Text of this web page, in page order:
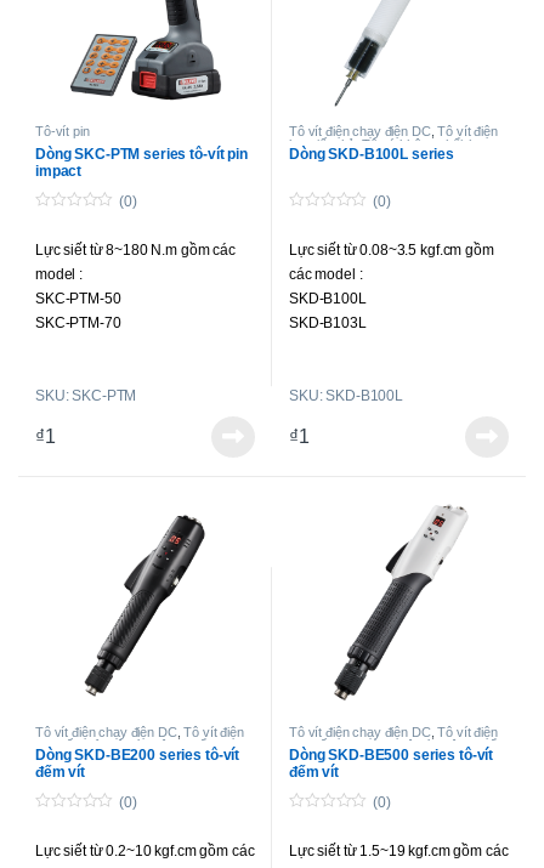
Tô-vít pin
Dòng SKC-PTM series tô-vít pin
impact
o
f
5
(0)
Lực siết từ 8~180 N.m gồm các
model :
SKC-PTM-50
SKC-PTM-70
SKU: SKC-PTM
₫1
Tô vít điện chạy điện DC,Tô vít điện
lực siết nhỏ
,Tô-vít không chổi than
lực siết nhỏ và trung bình
Dòng SKD-B100L series
o
f
5
(0)
Lực siết từ 0.08~3.5 kgf.cm gồm
các model :
SKD-B100L
SKD-B103L
SKD-B123KLM
SKD-B112LZS12
SKU: SKD-B100L
₫1
Tô vít điện chạy điện DC,Tô vít điện
lực siết nhỏ
Tô-vít không chổi than
lực siết nhỏ và trung bình
Dòng SKD-BE200 series tô-vít
đếm vít
(0)
Lực siết từ 0.2~10 kgf.cm gồm các
Tô vít điện chạy điện DC,Tô vít điện
lực siết trung bình
Tô-vít không chổi
than lực siết nhỏ và trung bình
Dòng SKD-BE500 series tô-vít
đếm vít
(0)
Lực siết từ 1.5~19 kgf.cm gồm các